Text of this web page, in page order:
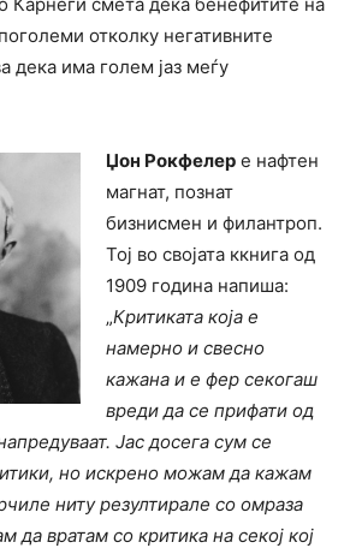
отколку негативните
дека има голем јаз меѓу
Џон Рокфелер е нафтен
магнат, познат
бизнисмен и филантроп.
Тој во својата ккнига од
1909 година напиша:
„Критиката која е
намерно и свесно
кажана и е фер секогаш
вреди да се прифати од
Јас досега сум се
но искрено можам да кажам
ниту резултирале со омраза
да вратам со критика на секој кој